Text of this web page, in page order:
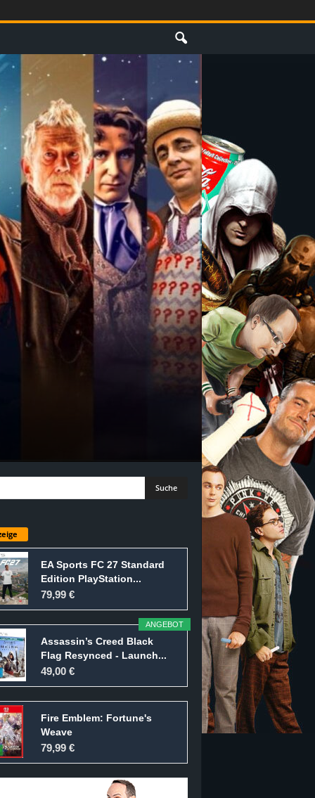
EA Sports FC 27 Standard
Edition PlayStation...
79,99 €
ANGEBOT
Assassin’s Creed Black
Flag Resynced - Launch...
49,00 €
Fire Emblem: Fortune's
Weave
79,99 €